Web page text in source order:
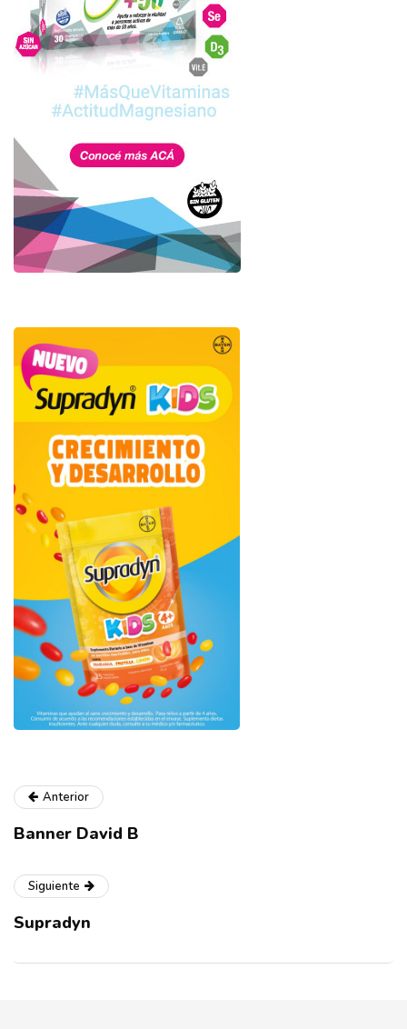
Anterior
Banner David B
Siguiente
Supradyn